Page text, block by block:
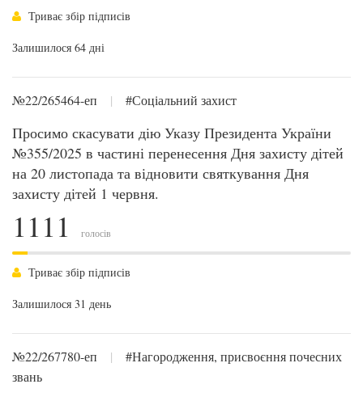
Триває збір підписів
Залишилося 64 дні
№22/265464-еп | #Соціальний захист
Просимо скасувати дію Указу Президента України
№355/2025 в частині перенесення Дня захисту дітей
на 20 листопада та відновити святкування Дня
захисту дітей 1 червня.
1111 голосів
Триває збір підписів
Залишилося 31 день
№22/267780-еп |
#Нагородження, присвоєння почесних
звань